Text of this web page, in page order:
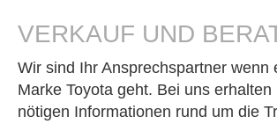
VERKAUF UND
Wir sind Ihr Ansprechspartner wenn
Marke Toyota geht. Bei uns erhalten
nötigen Informationen rund um die